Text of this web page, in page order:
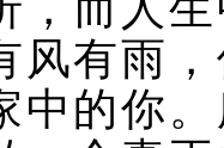
风有雨
中的你